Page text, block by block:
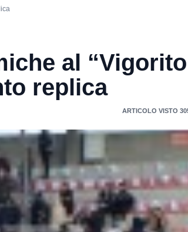
al
replica
ARTICOLO VISTO